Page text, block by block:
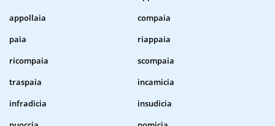
appollaia
compaia
paia
riappaia
ricompaia
scompaia
traspaia
incamicia
infradicia
insudicia